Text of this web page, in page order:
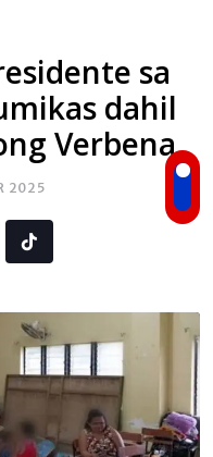
sa
dahil
Verbena
2025
Tiktok